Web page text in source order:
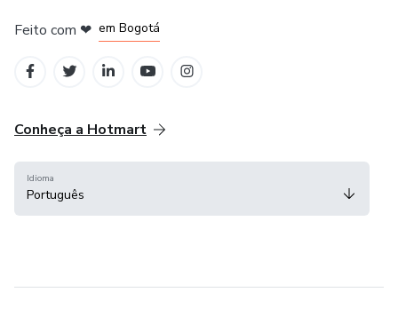
Feito com ❤ em Bogotá
Conheça a Hotmart
Idioma
Português